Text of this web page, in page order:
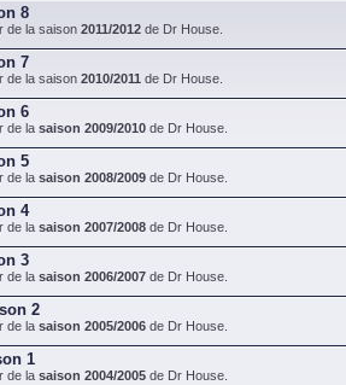
8
de la saison 2011/2012 de Dr House.
7
de la saison 2010/2011 de Dr House.
6
de la saison 2009/2010 de Dr House.
5
de la saison 2008/2009 de Dr House.
4
de la saison 2007/2008 de Dr House.
3
de la saison 2006/2007 de Dr House.
2
de la saison 2005/2006 de Dr House.
1
de la saison 2004/2005 de Dr House.